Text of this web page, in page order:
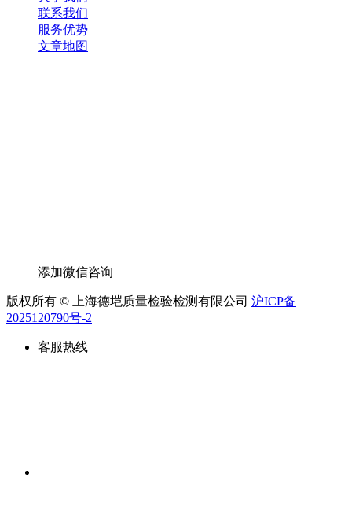
联系我们
服务优势
文章地图
添加微信咨询
版权所有 © 上海德垲质量检验检测有限公司 沪ICP备
2025120790号-2
客服热线